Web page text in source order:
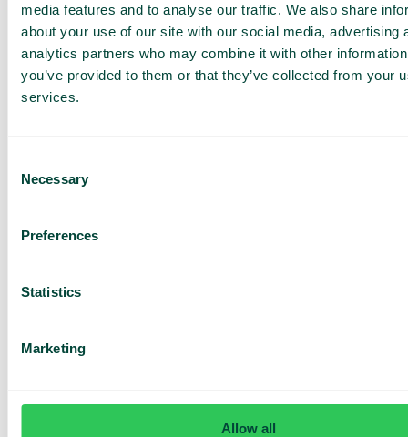
media features and to analyse our traffic. We also share
about your use of our site with our social media, advertising
analytics partners who may combine it with other
you’ve provided to them or that they’ve collected from your
services.
Selection
Necessary
Preferences
Statistics
Marketing
Allow all
Surfa säkert
Skydda användare mot skadliga webbsidor och
de flesta cyberattacker utan installation,
uppdateringar eller extra hårdvara. Surfa säkert
filtrerar trafiken i mobilnätet och stoppar hot